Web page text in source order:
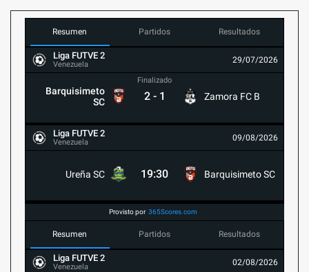
Resumen Partidos Resultados
Liga FUTVE 2
Venezuela 29/07/2026
Barquisimeto
SC
Finalizado
2 - 1 Zamora FC B
Liga FUTVE 2
Venezuela 09/08/2026
Ureña SC 19:30 Barquisimeto SC
Provisto por 365Scores.com
Resumen Partidos Resultados
Liga FUTVE 2
Venezuela 02/08/2026